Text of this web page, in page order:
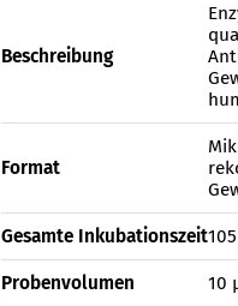
Beschreibung
Format
Gesamte Inkubationszeit
Probenvolumen 10